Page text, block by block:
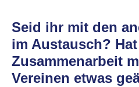
Seid ihr mit den
im Austausch?
Zusammenarbeit
Vereinen etwas